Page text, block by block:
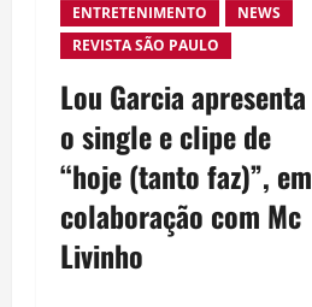
ENTRETENIMENTO
NEWS
REVISTA SÃO PAULO
Lou Garcia apresenta
o single e clipe de
“hoje (tanto faz)”, em
colaboração com Mc
Livinho